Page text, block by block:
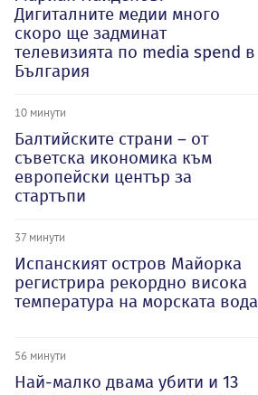
Дигиталните медии много
скоро ще задминат
телевизията по media spend в
България
10 минути
Балтийските страни – от
съветска икономика към
европейски център за
стартъпи
37 минути
Испанският остров Майорка
регистрира рекордно висока
температура на морската вода
56 минути
Най-малко двама убити и 13